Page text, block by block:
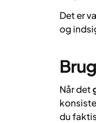
Det er
og
Når det
du